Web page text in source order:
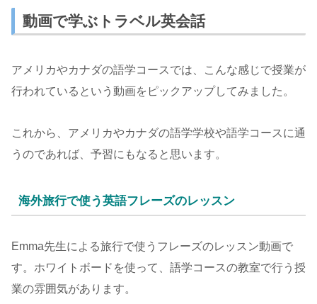
動画で学ぶトラベル英会話
アメリカやカナダの語学コースでは、こんな感じで授業が
行われているという動画をピックアップしてみました。
これから、アメリカやカナダの語学学校や語学コースに通
うのであれば、予習にもなると思います。
海外旅行で使う英語フレーズのレッスン
Emma先生による旅行で使うフレーズのレッスン動画で
す。ホワイトボードを使って、語学コースの教室で行う授
業の雰囲気があります。